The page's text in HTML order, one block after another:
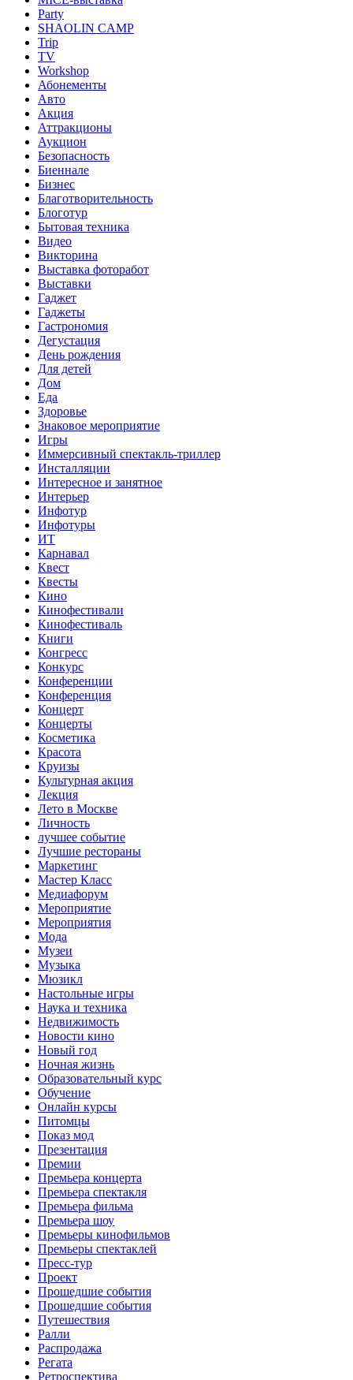
Party
SHAOLIN CAMP
Trip
TV
Workshop
Абонементы
Авто
Акция
Аттракционы
Аукцион
Безопасность
Биеннале
Бизнес
Благотворительность
Блоготур
Бытовая техника
Видео
Викторина
Выставка фоторабот
Выставки
Гаджет
Гаджеты
Гастрономия
Дегустация
День рождения
Для детей
Дом
Еда
Здоровье
Знаковое мероприятие
Игры
Иммерсивный спектакль-триллер
Инсталляции
Интересное и занятное
Интерьер
Инфотур
Инфотуры
ИТ
Карнавал
Квест
Квесты
Кино
Кинофестивали
Кинофестиваль
Книги
Конгресс
Конкурс
Конференции
Конференция
Концерт
Концерты
Косметика
Красота
Круизы
Культурная акция
Лекция
Лето в Москве
Личность
лучшее событие
Лучшие рестораны
Маркетинг
Мастер Класс
Медиафорум
Мероприятие
Мероприятия
Мода
Музеи
Музыка
Мюзикл
Настольные игры
Наука и техника
Недвижимость
Новости кино
Новый год
Ночная жизнь
Образовательный курс
Обучение
Онлайн курсы
Питомцы
Показ мод
Презентация
Премии
Премьера концерта
Премьера спектакля
Премьера фильма
Премьера шоу
Премьеры кинофильмов
Премьеры спектаклей
Пресс-тур
Проект
Прошедшие события
Прошедшие события
Путешествия
Ралли
Распродажа
Регата
Ретроспектива